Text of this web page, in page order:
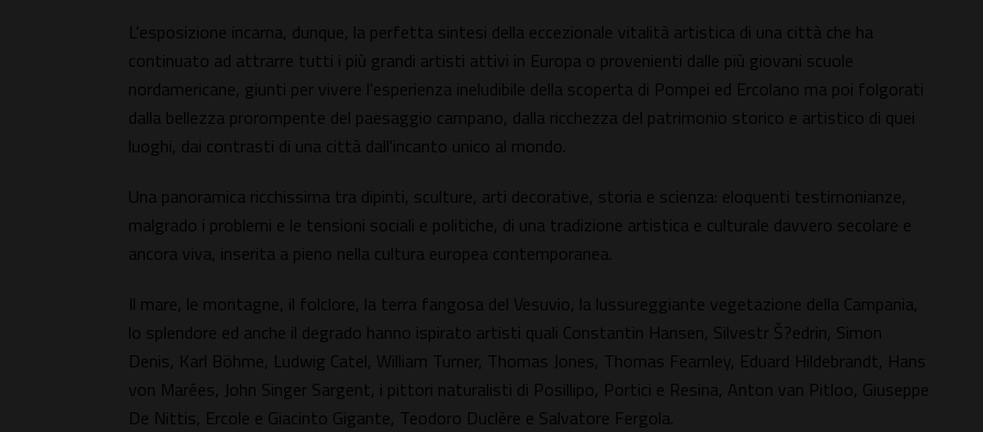
L'esposizione incarna, dunque, la perfetta sintesi della eccezionale vitalità artistica di una città che ha
continuato ad attrarre tutti i più grandi artisti attivi in Europa o provenienti dalle più giovani scuole
nordamericane, giunti per vivere l'esperienza ineludibile della scoperta di Pompei ed Ercolano ma poi folgorati
dalla bellezza prorompente del paesaggio campano, dalla ricchezza del patrimonio storico e artistico di quei
luoghi, dai contrasti di una città dall'incanto unico al mondo.
Una panoramica ricchissima tra dipinti, sculture, arti decorative, storia e scienza: eloquenti testimonianze,
malgrado i problemi e le tensioni sociali e politiche, di una tradizione artistica e culturale davvero secolare e
ancora viva, inserita a pieno nella cultura europea contemporanea.
Il mare, le montagne, il folclore, la terra fangosa del Vesuvio, la lussureggiante vegetazione della Campania,
lo splendore ed anche il degrado hanno ispirato artisti quali Constantin Hansen, Silvestr Š?edrin, Simon
Denis, Karl Böhme, Ludwig Catel, William Turner, Thomas Jones, Thomas Fearnley, Eduard Hildebrandt, Hans
von Marées, John Singer Sargent, i pittori naturalisti di Posillipo, Portici e Resina, Anton van Pitloo, Giuseppe
De Nittis, Ercole e Giacinto Gigante, Teodoro Duclère e Salvatore Fergola.